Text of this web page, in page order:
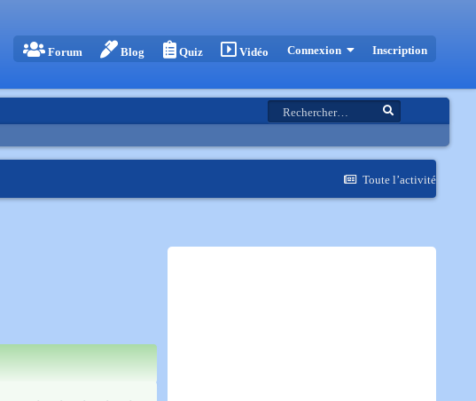
Forum Blog Quiz Vidéo Connexion Inscription
Toute l’activité